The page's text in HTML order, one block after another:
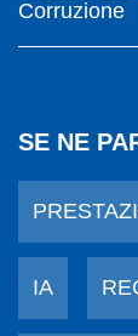
Corruzione
SE NE
IA